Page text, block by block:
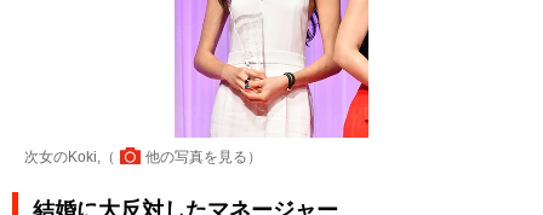
次女のKoki,（ 他の写真を見る ）